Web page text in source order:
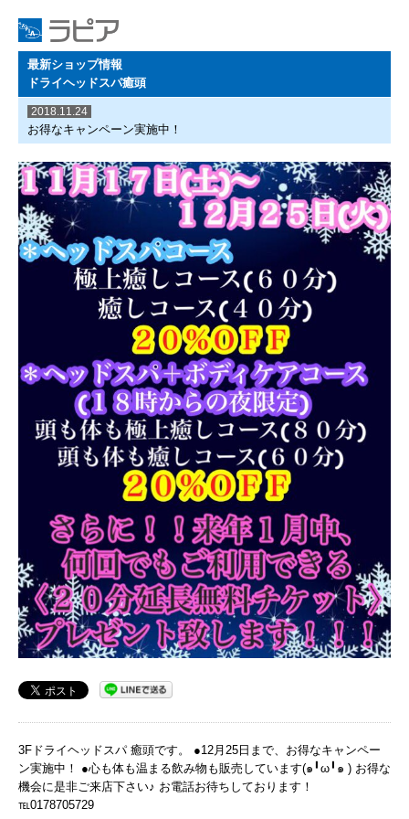
最新ショップ情報
ドライヘッドスパ癒頭
2018.11.24
お得なキャンペーン実施中！
3Fドライヘッドスパ 癒頭です。 ●12月25日まで、お得なキャンペー
ン実施中！ ●心も体も温まる飲み物も販売しています(๑╹ω╹๑ ) お得な
機会に是非ご来店下さい♪ お電話お待ちしております！
℡0178705729